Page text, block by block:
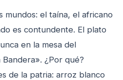
mundos: el taína, el africano
es contundente. El plato
en la mesa del
¿Por qué?
de la patria: arroz blanco